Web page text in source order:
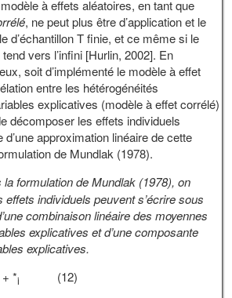
à effets aléatoires, en tant que
, ne peut plus être d’application et le
d’échantillon T finie, et ce même si le
vers l’infini [Hurlin, 2002]. En
soit d’implémenté le modèle à effet
entre les hétérogénéités
explicatives (modèle à effet corrélé)
décomposer les effets individuels
approximation linéaire de cette
de Mundlak (1978).
la formulation de Mundlak (1978), on
individuels peuvent s’écrire sous
combinaison linéaire des moyennes
explicatives et d’une composante
explicatives.
*i
(12)